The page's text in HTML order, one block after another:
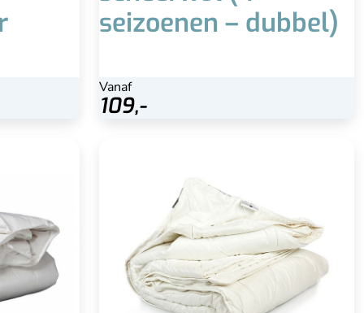
seizoenen – dubbel)
Vanaf
109,-
Bekijk
1)
manier
reinigen